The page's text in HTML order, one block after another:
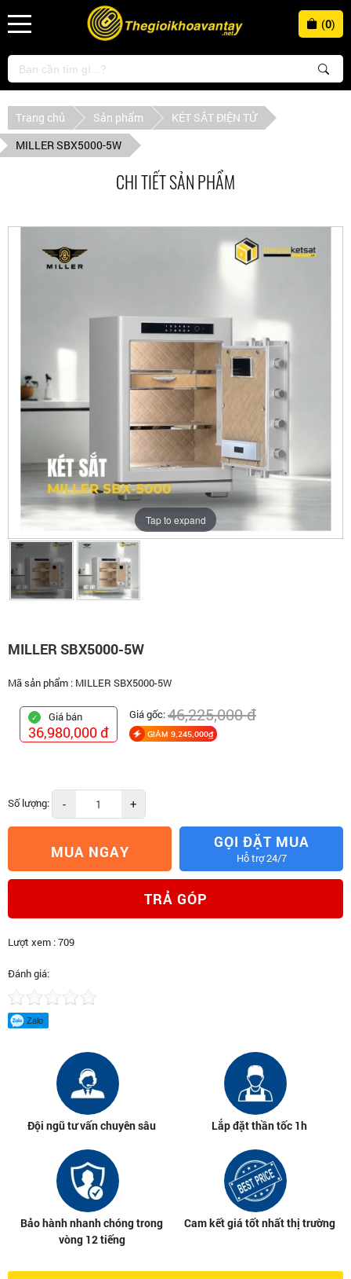
(0)
Trang chủ Sản phẩm
KÉT SẮT ĐIỆN TỬ
MILLER SBX5000-5W
CHI TIẾT SẢN PHẨM
Tap to expand
MILLER SBX5000-5W
Mã sản phẩm : MILLER SBX5000-5W
Giá bán
36,980,000 đ
Giá gốc:46,225,000 đ
GIẢM 9,245,000đ
Số lượng: - +
MUA NGAY
GỌI ĐẶT MUA
Hỗ trợ 24/7
TRẢ GÓP
Lượt xem : 709
Đánh giá:
Zalo
Đội ngũ tư vấn chuyên sâu Lắp đặt thần tốc 1h
Bảo hành nhanh chóng trong
vòng 12 tiếng
Cam kết giá tốt nhất thị trường